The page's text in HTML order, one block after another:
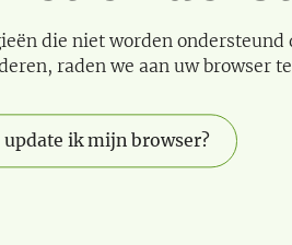
die niet worden ondersteund
raden we aan uw browser
update ik mijn browser?